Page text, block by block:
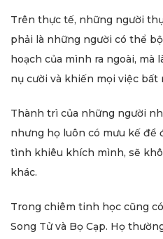
Trên thực tế, những người
phải là những người có thể
hoạch của mình ra ngoài, mà
nụ cười và khiến mọi việc bất
Thành trì của những người
nhưng họ luôn có mưu kế để
tình khiêu khích mình, sẽ
khác.
Trong chiêm tinh học cũng
Song Tử và Bọ Cạp. Họ